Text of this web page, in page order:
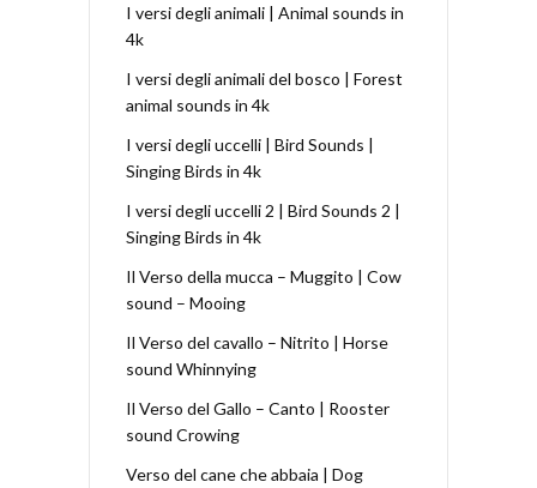
I versi degli animali | Animal sounds in
4k
I versi degli animali del bosco | Forest
animal sounds in 4k
I versi degli uccelli | Bird Sounds |
Singing Birds in 4k
I versi degli uccelli 2 | Bird Sounds 2 |
Singing Birds in 4k
Il Verso della mucca – Muggito | Cow
sound – Mooing
Il Verso del cavallo – Nitrito | Horse
sound Whinnying
Il Verso del Gallo – Canto | Rooster
sound Crowing
Verso del cane che abbaia | Dog